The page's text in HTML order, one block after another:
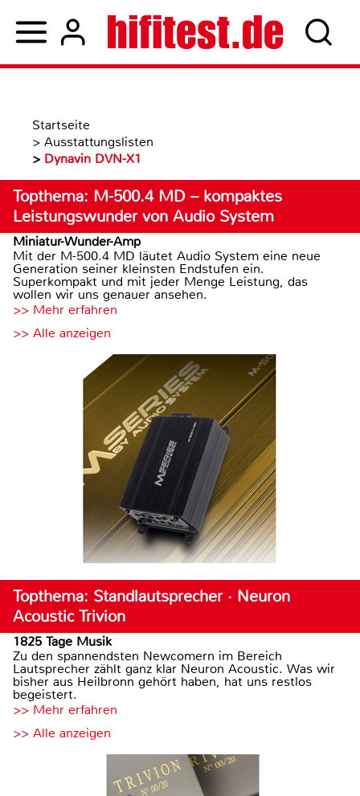
Startseite
> Ausstattungslisten
> Dynavin DVN-X1
Topthema: M-500.4 MD – kompaktes
Leistungswunder von Audio System
Miniatur-Wunder-Amp
Mit der M-500.4 MD läutet Audio System eine neue
Generation seiner kleinsten Endstufen ein.
Superkompakt und mit jeder Menge Leistung, das
wollen wir uns genauer ansehen.
>> Mehr erfahren
>> Alle anzeigen
Topthema: Standlautsprecher · Neuron
Acoustic Trivion
1825 Tage Musik
Zu den spannendsten Newcomern im Bereich
Lautsprecher zählt ganz klar Neuron Acoustic. Was wir
bisher aus Heilbronn gehört haben, hat uns restlos
begeistert.
>> Mehr erfahren
>> Alle anzeigen